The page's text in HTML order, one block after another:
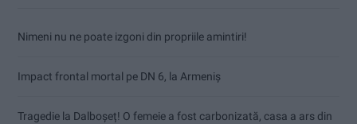
Nimeni nu ne poate izgoni din propriile amintiri!
Impact frontal mortal pe DN 6, la Armeniș
Tragedie la Dalboşeț! O femeie a fost carbonizată, casa a ars din